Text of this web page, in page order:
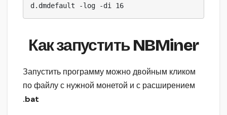
d.dmdefault -log -di 16
Как запустить NBMiner
Запустить программу можно двойным кликом
по файлу с нужной монетой и с расширением
.bat